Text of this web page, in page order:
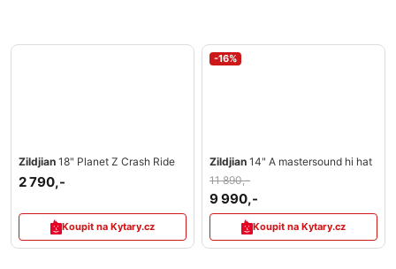
Zildjian 18" Planet Z Crash Ride
2 790,-
Koupit na Kytary.cz
-16%
Zildjian 14" A mastersound hi hat
11 890,-
9 990,-
Koupit na Kytary.cz